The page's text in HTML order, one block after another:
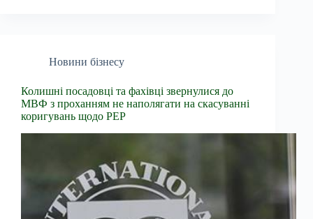
Новини бізнесу
Колишні посадовці та фахівці звернулися до
МВФ з проханням не наполягати на скасуванні
коригувань щодо PEP